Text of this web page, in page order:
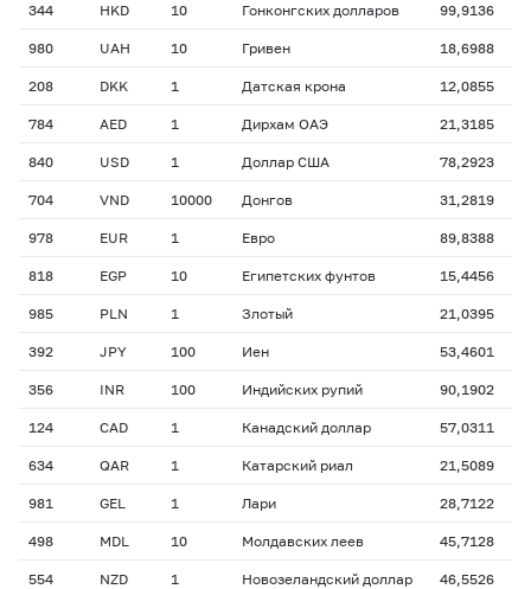
344 HKD 10 Гонконгских долларов 99,9136
980 UAH 10 Гривен 18,6988
208 DKK 1 Датская крона 12,0855
784 AED 1 Дирхам ОАЭ 21,3185
840 USD 1 Доллар США 78,2923
704 VND 10000 Донгов 31,2819
978 EUR 1 Евро 89,8388
818 EGP 10 Египетских фунтов 15,4456
985 PLN 1 Злотый 21,0395
392 JPY 100 Иен 53,4601
356 INR 100 Индийских рупий 90,1902
124 CAD 1 Канадский доллар 57,0311
634 QAR 1 Катарский риал 21,5089
981 GEL 1 Лари 28,7122
498 MDL 10 Молдавских леев 45,7128
554 NZD 1 Новозеландский доллар 46,5526